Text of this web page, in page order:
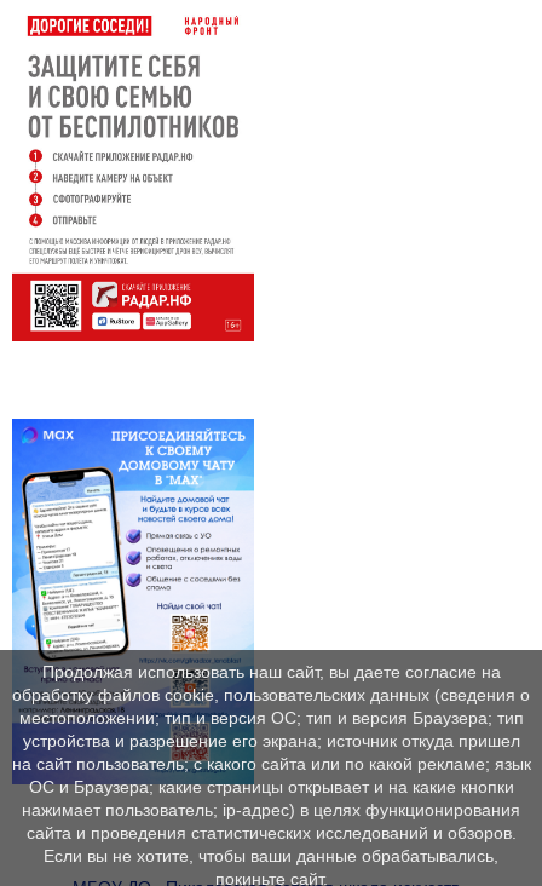
Продолжая использовать наш сайт, вы даете согласие на
обработку файлов cookie, пользовательских данных (сведения о
местоположении; тип и версия ОС; тип и версия Браузера; тип
устройства и разрешение его экрана; источник откуда пришел
на сайт пользователь; с какого сайта или по какой рекламе; язык
ОС и Браузера; какие страницы открывает и на какие кнопки
нажимает пользователь; ip-адрес) в целях функционирования
сайта и проведения статистических исследований и обзоров.
Если вы не хотите, чтобы ваши данные обрабатывались,
покиньте сайт.